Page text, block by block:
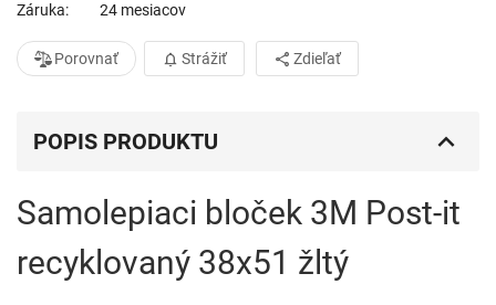
Záruka
24 mesiacov
Porovnať Strážiť Zdieľať
POPIS PRODUKTU
Samolepiaci bloček 3M Post-it
recyklovaný 38x51 žltý